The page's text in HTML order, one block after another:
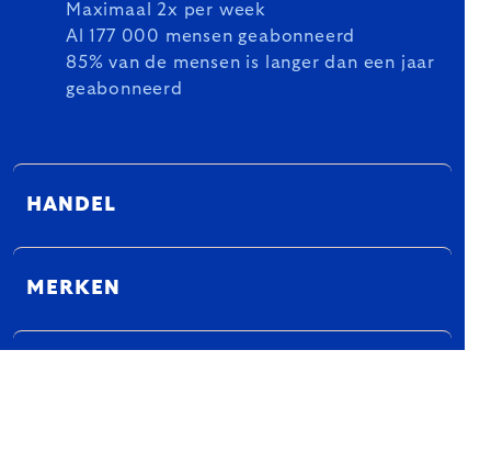
Maximaal 2x per week
Al 177 000 mensen geabonneerd
85% van de mensen is langer dan een jaar
geabonneerd
HANDEL
MERKEN